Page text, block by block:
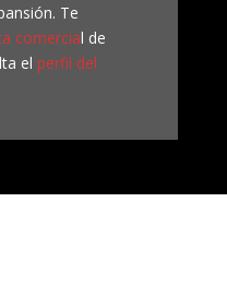
Te
comercial de
el perfil del